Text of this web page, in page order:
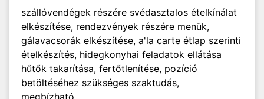
szállóvendégek részére svédasztalos ételkínálat
elkészítése, rendezvények részére menük,
gálavacsorák elkészítése, a'la carte étlap szerinti
ételkészítés, hidegkonyhai feladatok ellátása
hűtők takarítása, fertőtlenítése, pozíció
betöltéséhez szükséges szaktudás,
megbízható,...